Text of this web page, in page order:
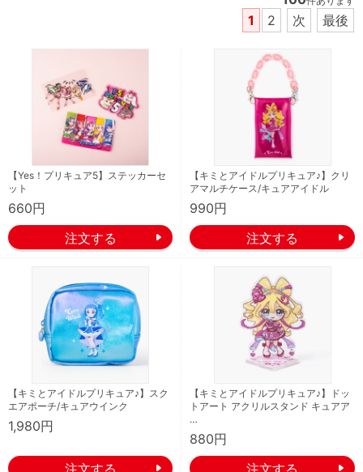
1 2 次 最後
【Yes！プリキュア5】ステッカーセ
ット
660円
【キミとアイドルプリキュア♪】クリ
アマルチケース/キュアアイドル
990円
【キミとアイドルプリキュア♪】スク
エアポーチ/キュアウインク
1,980円
【キミとアイドルプリキュア♪】ドッ
トアート アクリルスタンド キュアア
…
880円